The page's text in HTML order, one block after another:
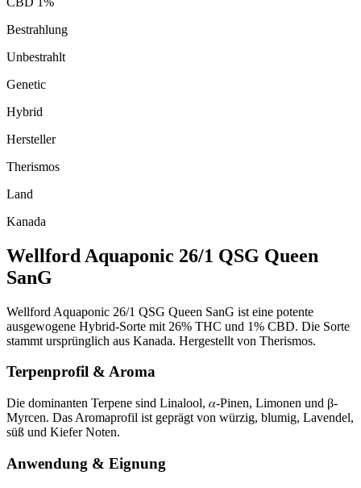
Bestrahlung
Unbestrahlt
Genetic
Hybrid
Hersteller
Therismos
Land
Kanada
Wellford Aquaponic 26/1 QSG Queen
SanG
Wellford Aquaponic 26/1 QSG Queen SanG ist eine potente
ausgewogene Hybrid-Sorte mit 26% THC und 1% CBD. Die Sorte
stammt ursprünglich aus Kanada. Hergestellt von Therismos.
Terpenprofil & Aroma
Die dominanten Terpene sind Linalool, 𝛼-Pinen, Limonen und β-
Myrcen. Das Aromaprofil ist geprägt von würzig, blumig, Lavendel,
süß und Kiefer Noten.
Anwendung & Eignung